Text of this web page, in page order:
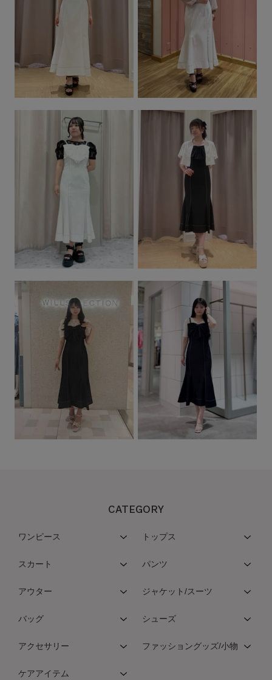
CATEGORY
ワンピース トップス
スカート パンツ
アウター ジャケット/スーツ
バッグ シューズ
アクセサリー ファッショングッズ/小物
ケアアイテム